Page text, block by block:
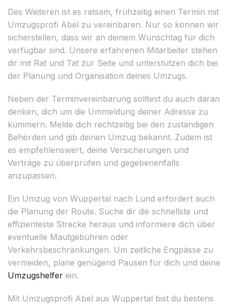
Des Weiteren ist es ratsam, frühzeitig einen Termin mit
Umzugsprofi Abel zu vereinbaren. Nur so können wir
sicherstellen, dass wir an deinem Wunschtag für dich
verfügbar sind. Unsere erfahrenen Mitarbeiter stehen
dir mit Rat und Tat zur Seite und unterstützen dich bei
der Planung und Organisation deines Umzugs.
Neben der Terminvereinbarung solltest du auch daran
denken, dich um die Ummeldung deiner Adresse zu
kümmern. Melde dich rechtzeitig bei den zuständigen
Behörden und gib deinen Umzug bekannt. Zudem ist
es empfehlenswert, deine Versicherungen und
Verträge zu überprüfen und gegebenenfalls
anzupassen.
Ein Umzug von Wuppertal nach Lund erfordert auch
die Planung der Route. Suche dir die schnellste und
effizienteste Strecke heraus und informiere dich über
eventuelle Mautgebühren oder
Verkehrsbeschränkungen. Um zeitliche Engpässe zu
vermeiden, plane genügend Pausen für dich und deine
Umzugshelfer ein.
Mit Umzugsprofi Abel aus Wuppertal bist du bestens